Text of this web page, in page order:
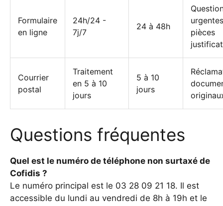
Formulaire
en ligne
24h/24 -
7j/7
24 à 48h
pièces
Courrier
postal
Traitement
en 5 à 10
jours
5 à 10
jours
Questions fréquentes
Quel est le numéro de téléphone non surtaxé de
Cofidis ?
Le numéro principal est le 03 28 09 21 18. Il est
accessible du lundi au vendredi de 8h à 19h et le